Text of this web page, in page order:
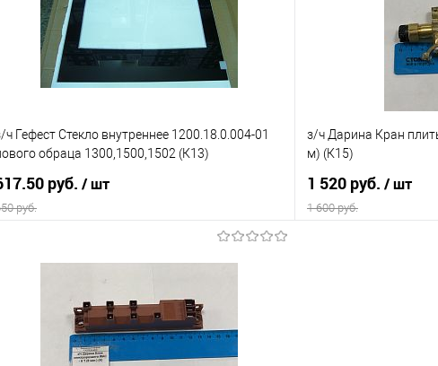
В избранное
В наличии
ч Гефест Стекло внутреннее 1200.18.0.004-01
обраца 1300,1500,1502 (К13)
руб. / шт
руб.
Купить в 1 клик
К сравнению
В избранное
В наличии
з/ч Дарина Кран
м) (К15)
1 520 руб. / шт
1 600 руб.